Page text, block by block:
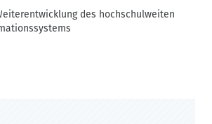
des hochschulweiten